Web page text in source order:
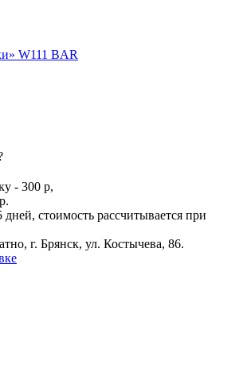
- 300 р,
стоимость рассчитывается при
г. Брянск, ул. Костычева, 86.